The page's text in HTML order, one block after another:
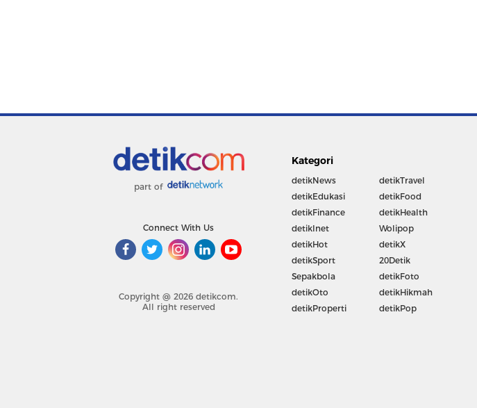
part of
Connect With Us
Copyright @ 2026 detikcom.
All right reserved
Kategori
detikNews
detikEdukasi
detikFinance
detikInet
detikHot
detikSport
Sepakbola
detikOto
detikProperti
detikTravel
detikFood
detikHealth
Wolipop
detikX
20Detik
detikFoto
detikHikmah
detikPop